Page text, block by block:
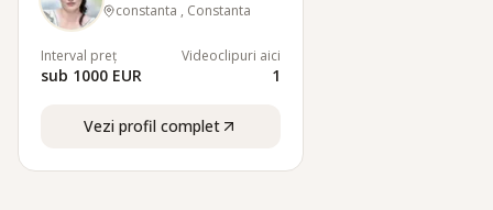
constanta , Constanta
Interval preț
sub 1000 EUR
Videoclipuri aici
1
Vezi profil complet